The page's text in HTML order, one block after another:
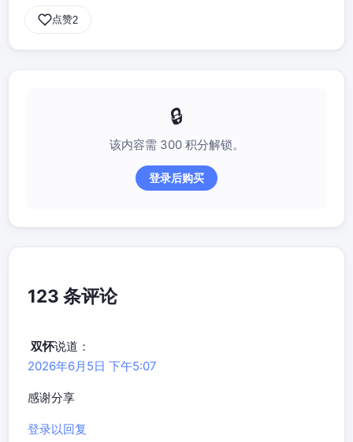
点赞2
该内容需 300 积分解锁。
登录后购买
123 条评论
双怀说道：
2026年6月5日 下午5:07
感谢分享
登录以回复